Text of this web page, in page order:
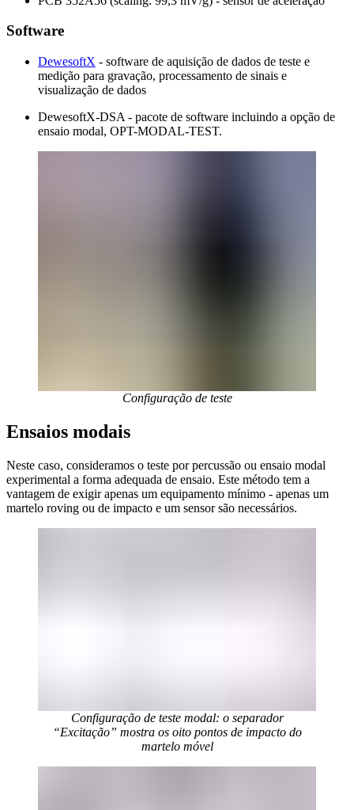
Software
DewesoftX - software de aquisição de dados de teste e
medição para gravação, processamento de sinais e
visualização de dados
DewesoftX-DSA - pacote de software incluindo a opção de
ensaio modal, OPT-MODAL-TEST.
Configuração de teste
Ensaios modais
Neste caso, consideramos o teste por percussão ou ensaio modal
experimental a forma adequada de ensaio. Este método tem a
vantagem de exigir apenas um equipamento mínimo - apenas um
martelo roving ou de impacto e um sensor são necessários.
Configuração de teste modal: o separador
“Excitação” mostra os oito pontos de impacto do
martelo móvel